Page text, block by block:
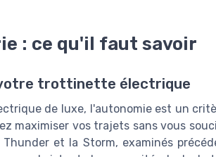
: ce qu'il faut savoir
trottinette électrique
de luxe, l'autonomie est un
maximiser vos trajets sans vous
et la Storm, examinés